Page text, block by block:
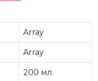
Array
Array
200 мл.